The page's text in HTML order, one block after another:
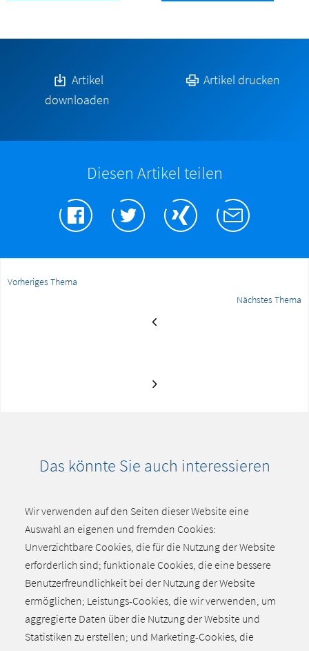
Artikel
downloaden
Artikel drucken
Diesen Artikel teilen
Vorheriges Thema
Nächstes Thema
Das könnte Sie auch interessieren
Keine passende Meldung gefunden.
Alle aktuellen Meldungen
Wir verwenden auf den Seiten dieser Website eine
Auswahl an eigenen und fremden Cookies:
Unverzichtbare Cookies, die für die Nutzung der Website
erforderlich sind; funktionale Cookies, die eine bessere
Benutzerfreundlichkeit bei der Nutzung der Website
ermöglichen; Leistungs-Cookies, die wir verwenden, um
aggregierte Daten über die Nutzung der Website und
Statistiken zu erstellen; und Marketing-Cookies, die